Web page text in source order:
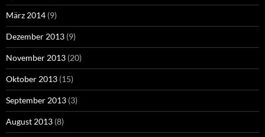
März 2014 (9)
Dezember 2013 (9)
November 2013 (20)
Oktober 2013 (15)
September 2013 (3)
August 2013 (8)